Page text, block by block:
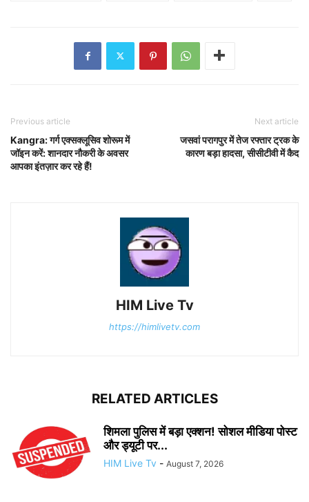
Previous article
Kangra: गर्ग एक्सक्लूसिव शोरूम में
जॉइन करें: शानदार नौकरी के अवसर
आपका इंतज़ार कर रहे हैं!
Next article
जसवां परागपुर में तेज रफ्तार ट्रक के
कारण बड़ा हादसा, सीसीटीवी में कैद
HIM Live Tv
https://himlivetv.com
RELATED ARTICLES
शिमला पुलिस में बड़ा एक्शन! सोशल मीडिया पोस्ट
और ड्यूटी पर...
HIM Live Tv - August 7, 2026